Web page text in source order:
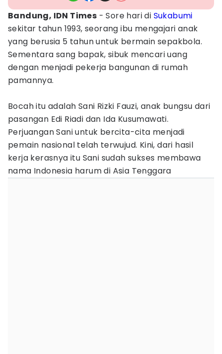
Bandung, IDN Times - Sore hari di Sukabumi
sekitar tahun 1993, seorang ibu mengajari anak
yang berusia 5 tahun untuk bermain sepakbola.
Sementara sang bapak, sibuk mencari uang
dengan menjadi pekerja bangunan di rumah
pamannya.
Bocah itu adalah Sani Rizki Fauzi, anak bungsu dari
pasangan Edi Riadi dan Ida Kusumawati.
Perjuangan Sani untuk bercita-cita menjadi
pemain nasional telah terwujud. Kini, dari hasil
kerja kerasnya itu Sani sudah sukses membawa
nama Indonesia harum di Asia Tenggara